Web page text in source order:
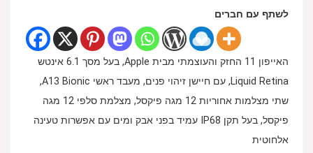
לשתף עם חברים
האייפון 11 החזק והעוצמתי מבית Apple, בעל מסך 6.1 אינטש
Liquid Retina, עם חיישן זיהוי פנים, מעבד ראשי A13 Bionic,
שתי מצלמות אחוריות 12 מגה פיקסל, מצלמת סלפי 12 מגה
פיקסל, בעל תקן IP68 עמיד בפני אבק ומים עם אפשרות טעינה
אלחוטית